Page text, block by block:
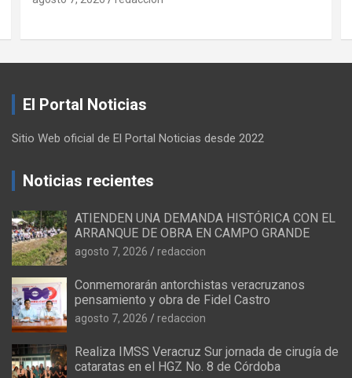
El Portal Noticias
Sitio Web oficial de El Portal Noticias desde 2022
Noticias recientes
ATIENDEN UNA DEMANDA HISTÓRICA CON EL
ARRANQUE DE OBRA EN CAMPO GRANDE
agosto 7, 2026 redaccion
Conmemorarán antorchistas veracruzanos
pensamiento y obra de Fidel Castro
agosto 7, 2026 redaccion
Realiza IMSS Veracruz Sur jornada de cirugía de
cataratas en el HGZ No. 8 de Córdoba